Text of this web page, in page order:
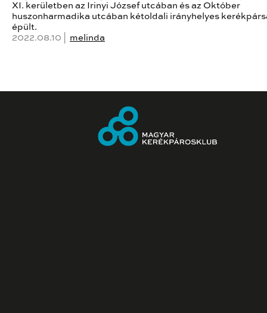
XI. kerületben az Irinyi József utcában és az Október
huszonharmadika utcában kétoldali irányhelyes
épült.
2022.08.10 | melinda